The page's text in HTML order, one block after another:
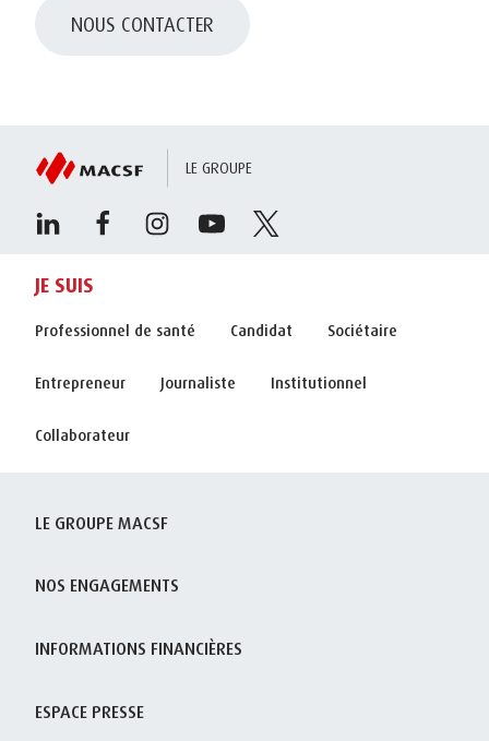
NOUS CONTACTER
LE GROUPE
JE SUIS
Professionnel de santé Candidat Sociétaire
Entrepreneur Journaliste Institutionnel
Collaborateur
LE GROUPE MACSF
NOS ENGAGEMENTS
INFORMATIONS FINANCIÈRES
ESPACE PRESSE